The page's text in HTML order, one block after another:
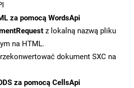
za pomocą WordsApi
z lokalną nazwą pliku
na HTML.
dokument SXC na
za pomocą CellsApi